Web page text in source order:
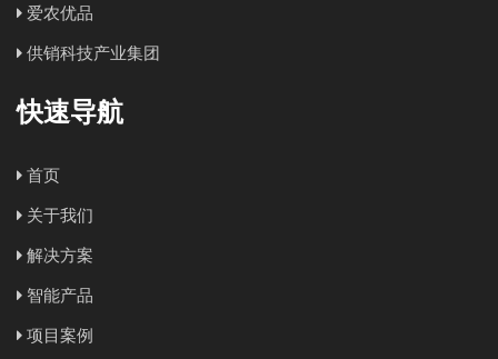
爱农优品
供销科技产业集团
快速导航
首页
关于我们
解决方案
智能产品
项目案例